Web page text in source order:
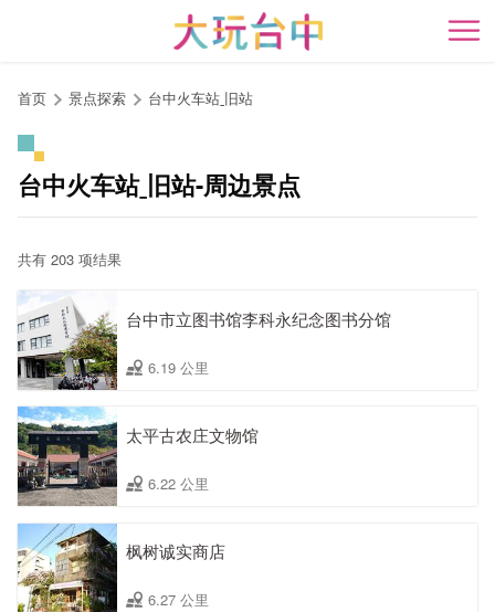
开
首页 景点探索 台中火车站ˍ旧站
台中火车站ˍ旧站-周边景点
共有 203 项结果
台中市立图书馆李科永纪念图书分馆
6.19 公里
太平古农庄文物馆
6.22 公里
枫树诚实商店
6.27 公里